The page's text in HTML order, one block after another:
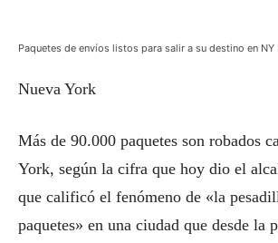
Paquetes de envíos listos para salir a su destino en NY
Nueva York
Más de 90.000 paquetes son robados
York, según la cifra que hoy dio el
que calificó el fenómeno de «la
paquetes» en una ciudad que desde la